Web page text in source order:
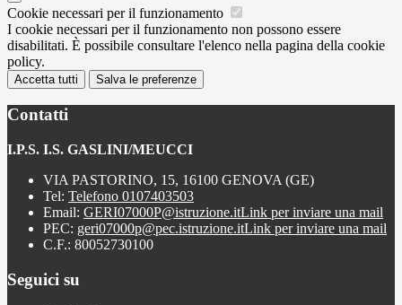
Cookie necessari per il funzionamento
I cookie necessari per il funzionamento non possono essere
disabilitati. È possibile consultare l'elenco nella pagina della cookie
policy.
Accetta tutti Salva le preferenze
Contatti
I.P.S. I.S. GASLINI/MEUCCI
VIA PASTORINO, 15, 16100 GENOVA (GE)
Tel: Telefono 0107403503
Email: GERI07000P@istruzione.itLink per inviare una mail
PEC: geri07000p@pec.istruzione.itLink per inviare una mail
C.F.: 80052730100
Seguici su